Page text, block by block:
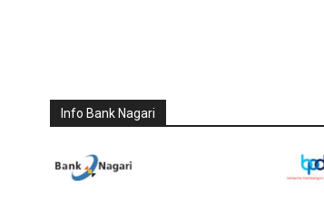
Info Bank Nagari